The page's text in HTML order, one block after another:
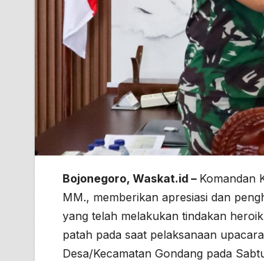
Bojonegoro, Waskat.id – Komandan
MM., memberikan apresiasi dan
yang telah melakukan tindakan
patah pada saat pelaksanaan
Desa/Kecamatan Gondang pada